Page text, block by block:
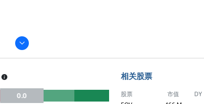
0.0
相关股票
股票 市值 DY